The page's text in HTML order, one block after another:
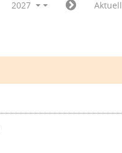
2027 Aktuell